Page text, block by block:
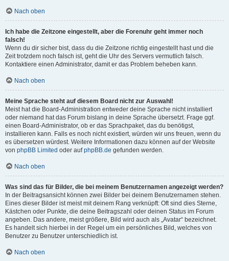
Nach oben
Ich habe die Zeitzone eingestellt, aber die Forenuhr geht immer noch
falsch!
Wenn du dir sicher bist, dass du die Zeitzone richtig eingestellt hast und die
Zeit trotzdem noch falsch ist, geht die Uhr des Servers vermutlich falsch.
Kontaktiere einen Administrator, damit er das Problem beheben kann.
Nach oben
Meine Sprache steht auf diesem Board nicht zur Auswahl!
Meist hat die Board-Administration entweder deine Sprache nicht installiert
oder niemand hat das Forum bislang in deine Sprache übersetzt. Frage ggf.
einen Board-Administrator, ob er das Sprachpaket, das du benötigst,
installieren kann. Falls es noch nicht existiert, würden wir uns freuen, wenn du
es übersetzen würdest. Weitere Informationen dazu können auf der Website
von phpBB Limited oder aufphpBB.de gefunden werden.
Nach oben
Was sind das für Bilder, die bei meinem Benutzernamen angezeigt werden?
In der Beitragsansicht können zwei Bilder bei deinem Benutzernamen stehen.
Eines dieser Bilder ist meist mit deinem Rang verknüpft: Oft sind dies Sterne,
Kästchen oder Punkte, die deine Beitragszahl oder deinen Status im Forum
angeben. Das andere, meist größere, Bild wird auch als „Avatar“ bezeichnet.
Es handelt sich hierbei in der Regel um ein persönliches Bild, welches von
Benutzer zu Benutzer unterschiedlich ist.
Nach oben